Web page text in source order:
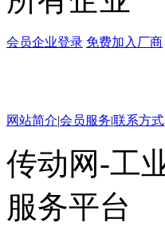
会员企业登录 免费加入厂商
网站简介|会员服务|联系方式
传动网-工
服务平台